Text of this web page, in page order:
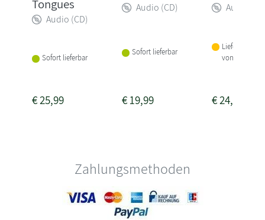
Tongues
Audio (CD)
Sofort lieferbar
€25,99
Audio (CD)
Sofort lieferbar
€19,99
Audio
Lieferbar
von 1-2
€24,99
Zahlungsmethoden